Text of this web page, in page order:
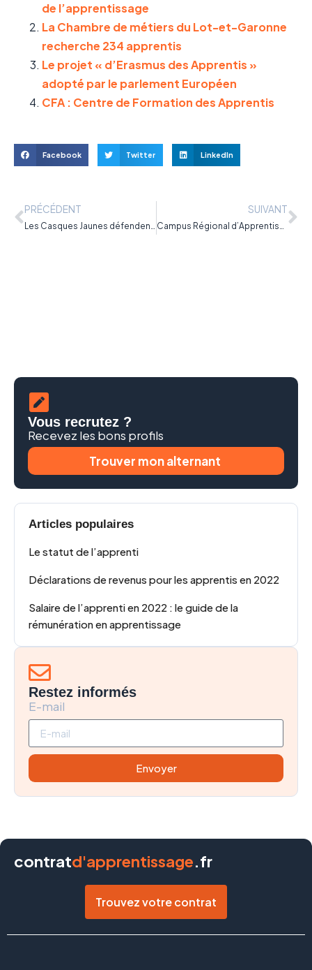
de l’apprentissage
La Chambre de métiers du Lot-et-Garonne
recherche 234 apprentis
Le projet « d’Erasmus des Apprentis »
adopté par le parlement Européen
CFA : Centre de Formation des Apprentis
Facebook Twitter LinkedIn
PRÉCÉDENT SUIVANT
Vous recrutez ?
Recevez les bons profils
Trouver mon alternant
Articles populaires
Le statut de l’apprenti
Déclarations de revenus pour les apprentis en 2022
Salaire de l’apprenti en 2022 : le guide de la
rémunération en apprentissage
Restez informés
E-mail
Envoyer
contratd'apprentissage.fr
Trouvez votre contrat